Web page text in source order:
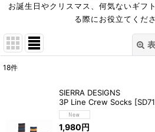
お誕生日やクリスマス、何気ないギフ
る際にお役立てくだ
18件
SIERRA DESIGNS
3P Line Crew Socks [
1,980円